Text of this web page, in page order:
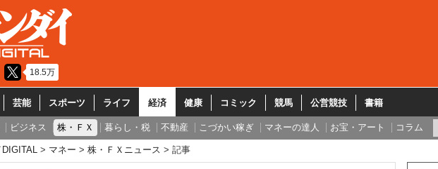
18.5万
芸能 スポーツ ライフ 経済 健康 コミック 競馬 公営競技 書籍
ビジネス 株・ＦＸ 暮らし・税 不動産 こづかい稼ぎ マネーの達人 お宝・アート コラム
DIGITAL マネー 株・ＦＸニュース 記事